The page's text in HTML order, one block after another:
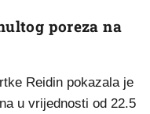
poreza na
Reidin pokazala je
u vrijednosti od 22.5